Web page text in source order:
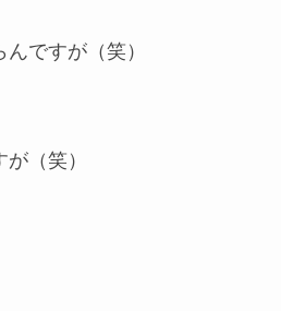
ですが（笑）
（笑）